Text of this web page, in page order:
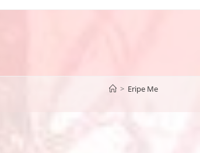
> Eripe Me